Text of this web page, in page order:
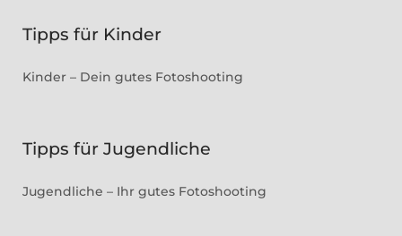
Tipps für Kinder
Kinder – Dein gutes Fotoshooting
Tipps für Jugendliche
Jugendliche – Ihr gutes Fotoshooting